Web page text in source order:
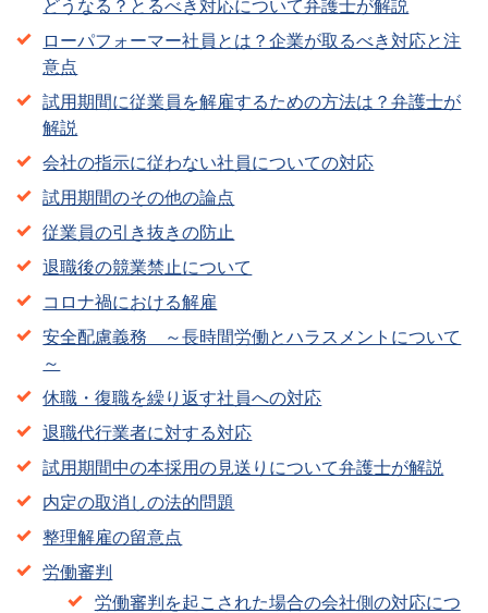
どうなる？とるべき対応について弁護士が解説
ローパフォーマー社員とは？企業が取るべき対応と注
意点
試用期間に従業員を解雇するための方法は？弁護士が
解説
会社の指示に従わない社員についての対応
試用期間のその他の論点
従業員の引き抜きの防止
退職後の競業禁止について
コロナ禍における解雇
安全配慮義務 ～長時間労働とハラスメントについて
～
休職・復職を繰り返す社員への対応
退職代行業者に対する対応
試用期間中の本採用の見送りについて弁護士が解説
内定の取消しの法的問題
整理解雇の留意点
労働審判
労働審判を起こされた場合の会社側の対応につ